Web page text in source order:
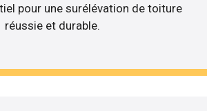
pour une surélévation de toiture
réussie et durable.